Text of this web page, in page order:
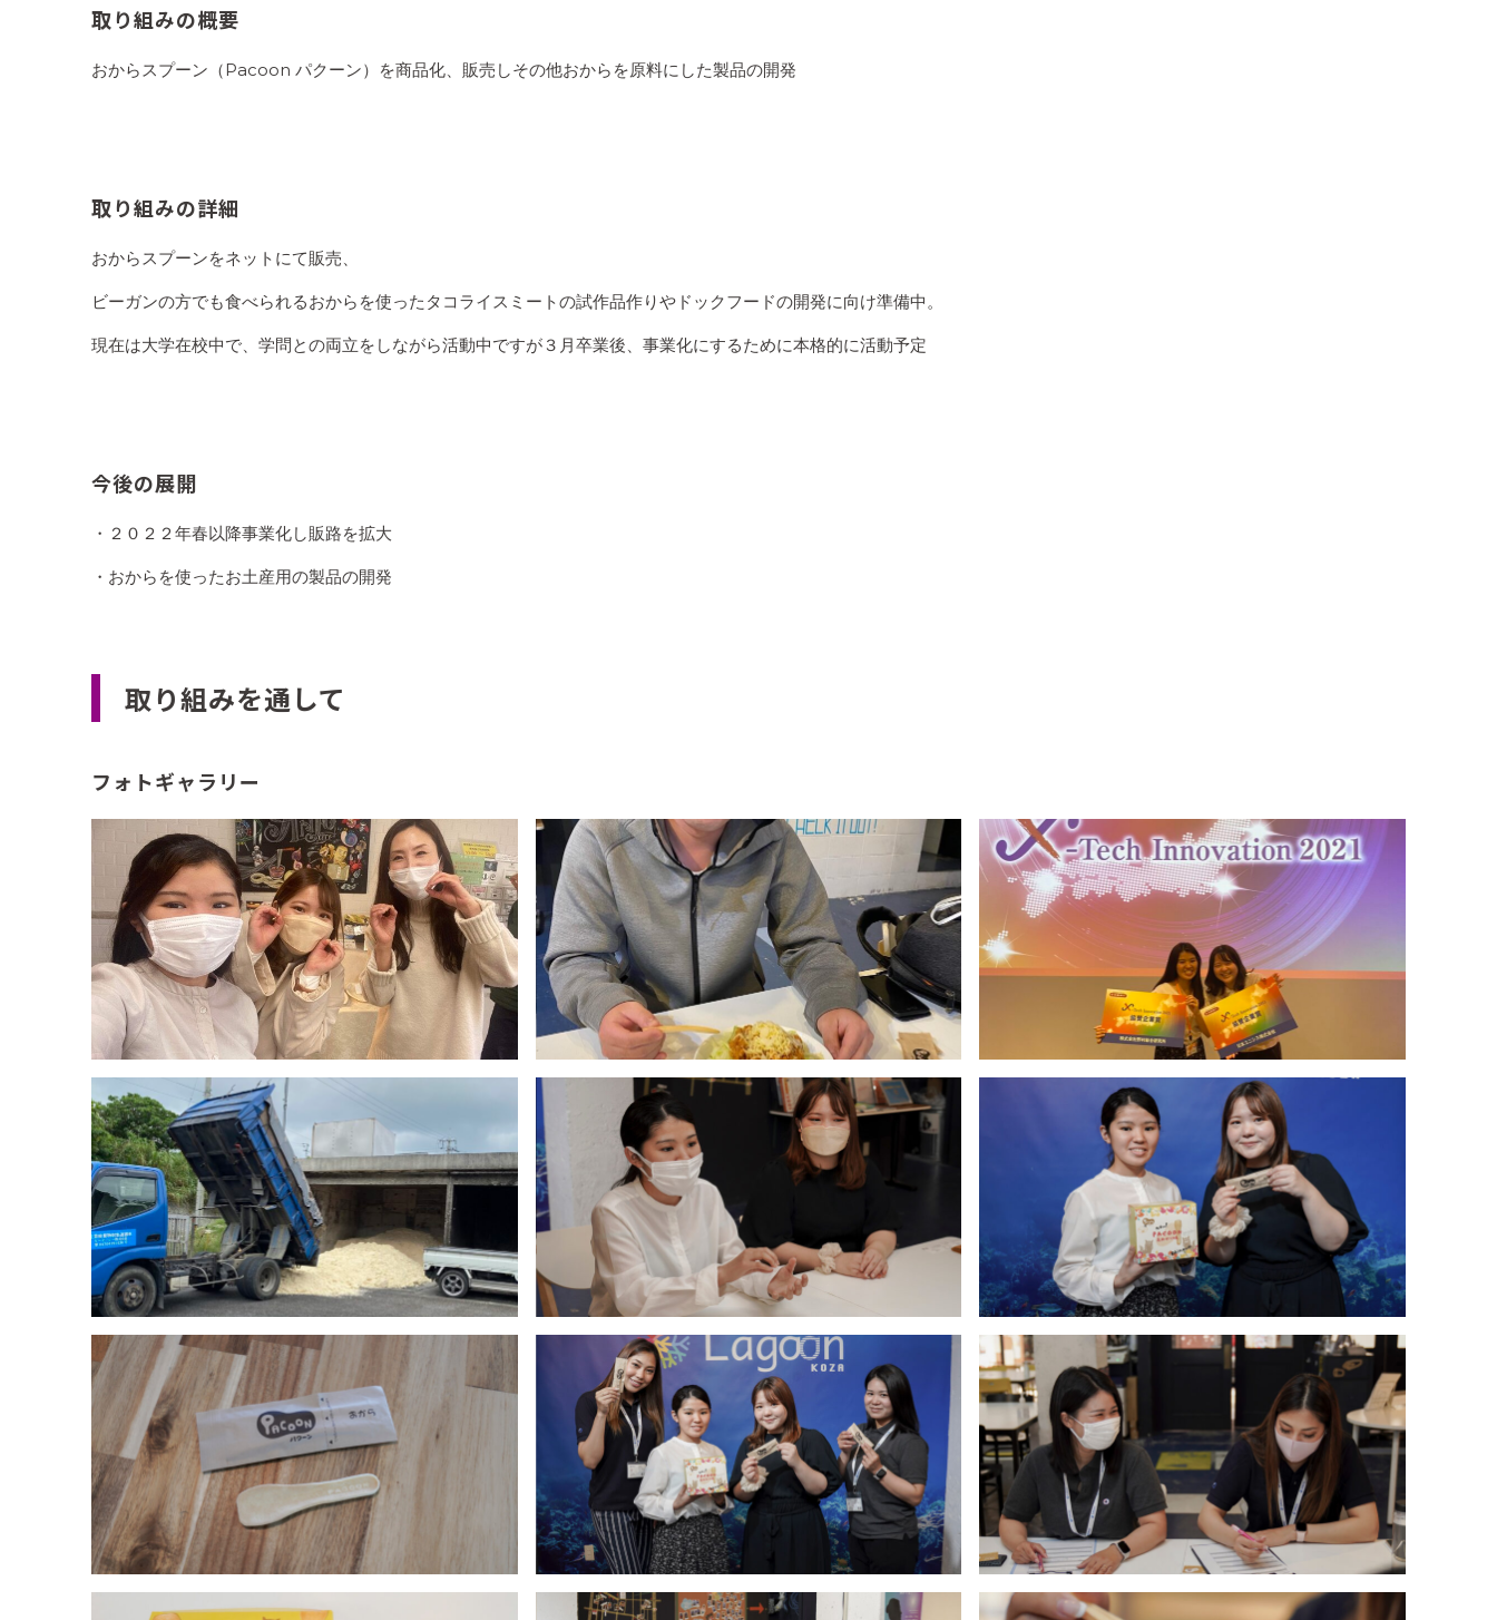
ースは、腸のぜん動運動を促してくれるので便秘の解消にもなり腸内の残留物をそうじしてくれま
すから、大腸ガンの予防にもつながります。
そしておからの最大の魅力は、安価でローカロリーなこと。お惣菜だけではなく、最近はクッキー
やケーキなどのお菓子にも幅広く使われています。ローカロリーなのでダイエットにも最適の食材
食用おからは１%
実はおからは、食用としての利用率が非常に低い食材です。
人間が食べているのは、全おから生産量のうち、なんと１%に過ぎません。
日本豆腐協会によると、おからの利用割合は、飼料用がほとんどで65%。次いで肥料用で２５%。
その他が１０%で、そのうち５〜９%が産業廃棄物として捨てられており、食用が1%以下となって
います。
おからの年間発生量は約７０万トンありますから、そのうち３〜６万トン前後が廃棄されていると
いうことです。
写真は沖縄の堆肥センターに運ばれるおから。
砂のようで数時間で腐り異臭を放ちます。
おからが捨てられる本当の理由
活動きっかけ
大学３年生の時に『食で世界を良くしよう』をテーマにビジネスアイディアコンテストで
フェイクミート（大替肉）を使ってドックフードを作ろうとなり、原料として目についたのがおか
らでした。そこで豆腐屋さんに話を聞くと、豆腐自体も需要も減りおからの処理コストも月４０万
円〜１００万円と高く、作っても苦しい現状を聞き、コンテスト終了後も看過できずおからの価値
を高めて身近な場面で使ってお豆腐屋さんを救いたいという思いで辿り着いたのは、おからを使っ
た「食べられるスプーン」でした。
取り組みの概要
おからスプーン（Pacoon パクーン）を商品化、販売しその他おからを原料にした製品の開発
取り組みの詳細
おからスプーンをネットにて販売、
ビーガンの方でも食べられるおからを使ったタコライスミートの試作品作りやドックフードの開発に向け準備中。
現在は大学在校中で、学問との両立をしながら活動中ですが３月卒業後、事業化にするために本格的に活動予定
今後の展開
・２０２２年春以降事業化し販路を拡大
・おからを使ったお土産用の製品の開発
取り組みを通して
フォトギャラリー